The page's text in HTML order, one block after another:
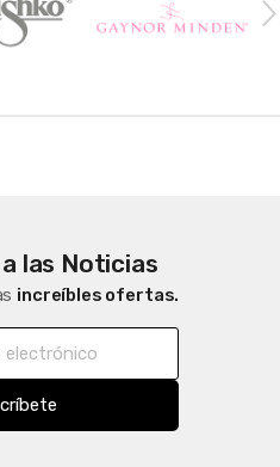
las Noticias
increíbles ofertas.